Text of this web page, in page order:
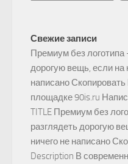
Свежие записи
Премиум без логотипа
дорогую вещь, если на
написано
площадке 90is.ru
TITLE Премиум без
разглядеть дорогую
ничего не написано
Description В